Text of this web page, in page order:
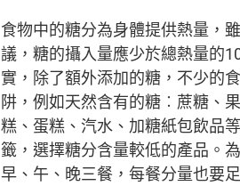
食物中的糖分為身體提供熱量，
議，糖的攝入量應少於總熱量的
實，除了額外添加的糖，不少的
阱，例如天然含有的糖︰蔗糖、
糕、蛋糕、汽水、加糖紙包飲品
籤，選擇糖分含量較低的產品。
早、午、晚三餐，每餐分量也要